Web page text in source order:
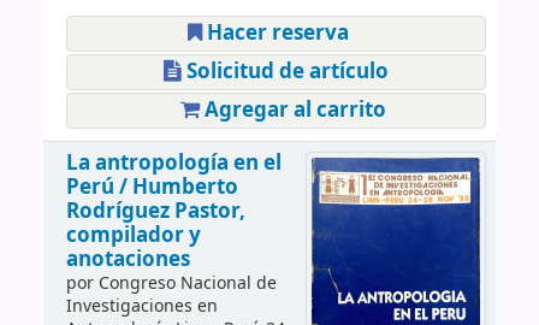
Hacer reserva
Solicitud de artículo
Agregar al carrito
La antropología en el
Perú / Humberto
Rodríguez Pastor,
compilador y
anotaciones
por Congreso Nacional de
Investigaciones en